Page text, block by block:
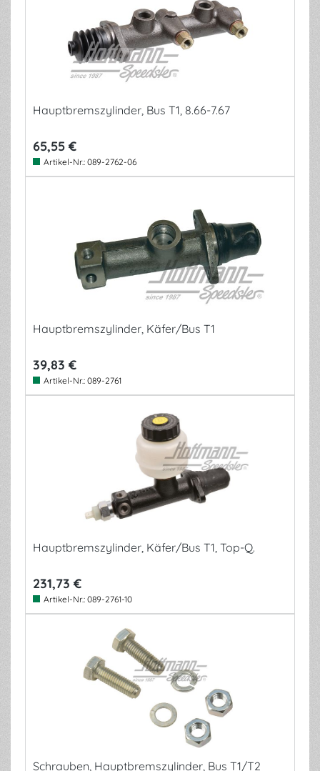
Hauptbremszylinder, Bus T1, 8.66-7.67
65,55 €
Artikel-Nr.: 089-2762-06
Hauptbremszylinder, Käfer/Bus T1
39,83 €
Artikel-Nr.: 089-2761
Hauptbremszylinder, Käfer/Bus T1, Top-Q.
231,73 €
Artikel-Nr.: 089-2761-10
Schrauben, Hauptbremszylinder, Bus T1/T2